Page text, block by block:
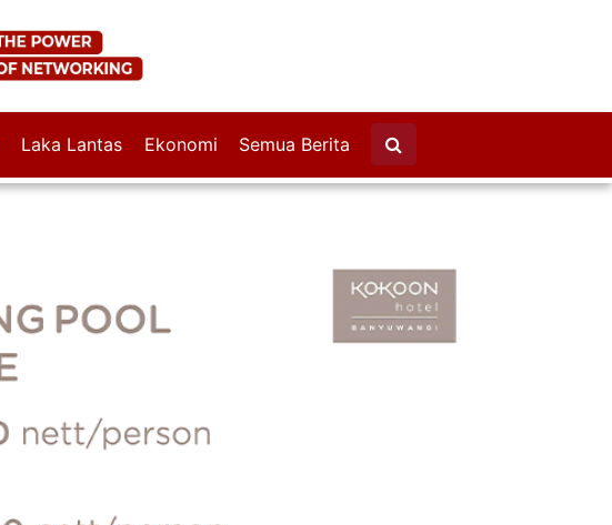
Laka Lantas Ekonomi Semua Berita